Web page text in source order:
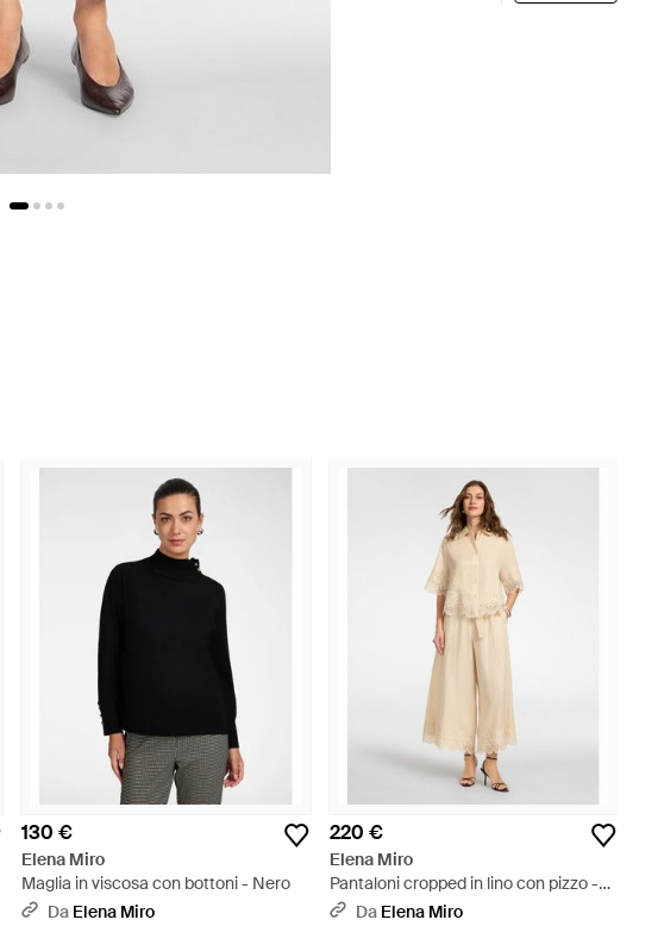
130 €
Elena Miro
Maglia in viscosa con bottoni - Nero
Da Elena Miro
220 €
Elena Miro
Pantaloni cropped in lino con pizzo -
Neutro
Da Elena Miro